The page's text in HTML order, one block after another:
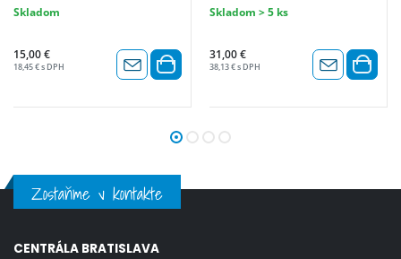
Napájanie: 1 x 3V lítiová batéria –
±10 g.
Skladom
15,00 €
18,45 € s DPH
500 g: ±2 g. - 500 g-2 kg, ±5 g. – 2 kg – 5
Skladom > 5 ks
31,00 €
38,13 € s DPH
Zostaňme v kontakte
CENTRÁLA BRATISLAVA